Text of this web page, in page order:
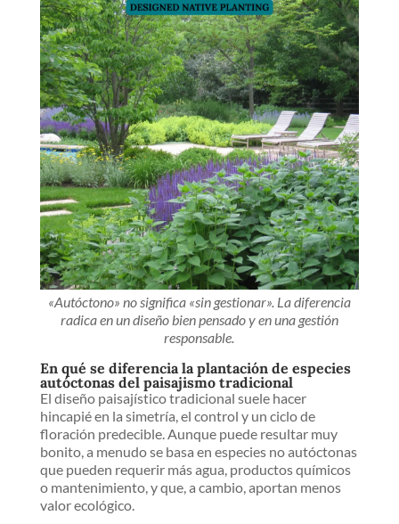
«Autóctono» no significa «sin gestionar». La diferencia
radica en un diseño bien pensado y en una gestión
responsable.
En qué se diferencia la plantación de especies
autóctonas del paisajismo tradicional
El diseño paisajístico tradicional suele hacer
hincapié en la simetría, el control y un ciclo de
floración predecible. Aunque puede resultar muy
bonito, a menudo se basa en especies no autóctonas
que pueden requerir más agua, productos químicos
o mantenimiento, y que, a cambio, aportan menos
valor ecológico.